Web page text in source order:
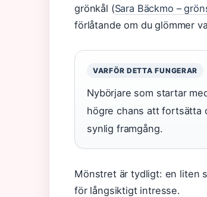
grönkål (Sara Bäckmo –
förlåtande om du glömmer
VARFÖR DETTA FUNGERAR
Nybörjare som startar
högre chans att fortsätta
synlig framgång.
Mönstret är tydligt: en liten
för långsiktigt intresse.